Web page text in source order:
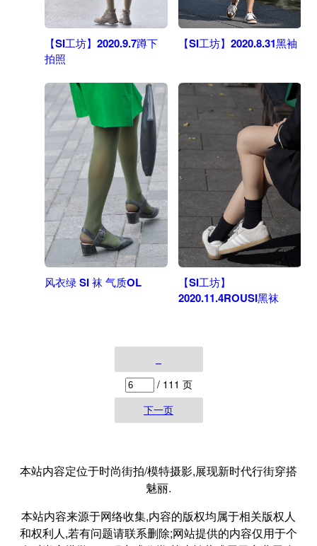
【SI工坊】2020.9.7蹲下
拍照
【SI工坊】2020.8.31黑袖
风衣绿 SI 袜 气质OL
【SI工坊】
2020.11.4ROUSI黑袜
/ 111 页
下一页
本站内容定位于时尚街拍/模特摄影,展现新时代行街穿搭
魅丽.
本站内容来源于网络收集,内容的版权均属于相关版权人
和权利人,若有问题请联系删除;网站提供的内容仅用于个